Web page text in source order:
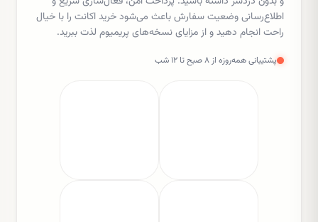
اطلاع‌رسانی وضعیت سفارش باعث می‌شود خرید اکانت را با خیال
راحت انجام دهید و از مزایای نسخه‌های پریمیوم لذت ببرید.
پشتیبانی همه‌روزه از ۸ صبح تا ۱۲ شب